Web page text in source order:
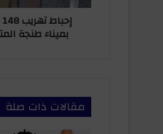
المتوسط
وتوقيف
المتورطبميناء طنجة
مقالات ذات صلة